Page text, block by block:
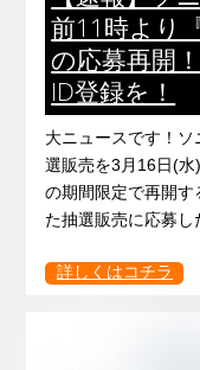
前11時より
の応募再開
ID登録を！
大ニュースです！
選販売を3月16日(
の期間限定で再開す
た抽選販売に応募
詳しくはコチラ